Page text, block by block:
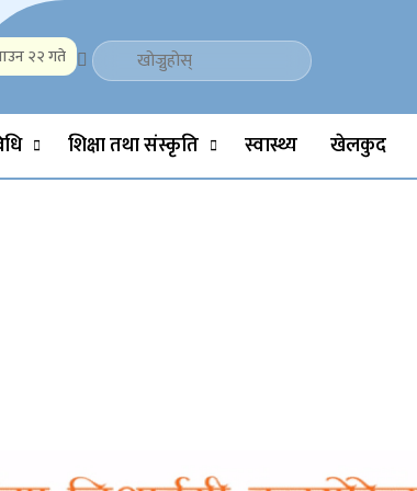
Science, Technology, Social, Media, Sports,
२२ गते
शिक्षा तथा संस्कृति स्वास्थ्य खेलकुद